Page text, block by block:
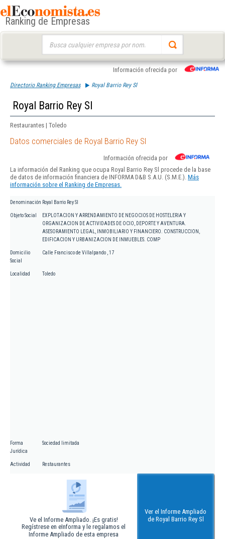
Ranking de Empresas
Información ofrecida por
Directorio Ranking Empresas Royal Barrio Rey Sl
Royal Barrio Rey Sl
Restaurantes | Toledo
Datos comerciales de Royal Barrio Rey Sl
Información ofrecida por
La información del Ranking que ocupa Royal Barrio Rey Sl procede de la base
de datos de información financiera de INFORMA D&B S.A.U. (S.M.E.). Más
información sobre el Ranking de Empresas.
Denominación Royal Barrio Rey Sl
Objeto Social
EXPLOTACION Y ARRENDAMIENTO DE NEGOCIOS DE HOSTELERIA Y
ORGANIZACION DE ACTIVIDADES DE OCIO, DEPORTE Y AVENTURA.
ASESORAMIENTO LEGAL, INMOBILIARIO Y FINANCIERO. CONSTRUCCION,
EDIFICACION Y URBANIZACION DE INMUEBLES. COMP
Domicilio
Social
Calle Francisco de Villalpando , 17
Localidad Toledo
Forma
Jurídica
Sociedad limitada
Actividad Restaurantes
Ve el Informe Ampliado. ¡Es gratis!
Regístrese en eInforma y le regalamos el
Informe Ampliado de esta empresa
Ver el Informe Ampliado
de Royal Barrio Rey Sl